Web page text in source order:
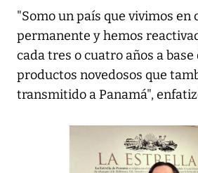
"Somo un país que vivimos en
permanente y hemos
cada tres o cuatro años a
productos novedosos que
transmitido a Panamá",